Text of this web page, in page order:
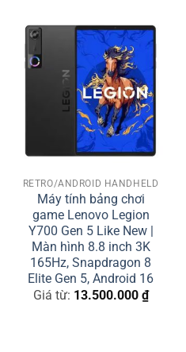
RETRO/ANDROID HANDHELD
Máy tính bảng chơi
game Lenovo Legion
Y700 Gen 5 Like New |
Màn hình 8.8 inch 3K
165Hz, Snapdragon 8
Elite Gen 5, Android 16
Giá từ: 13.500.000 ₫